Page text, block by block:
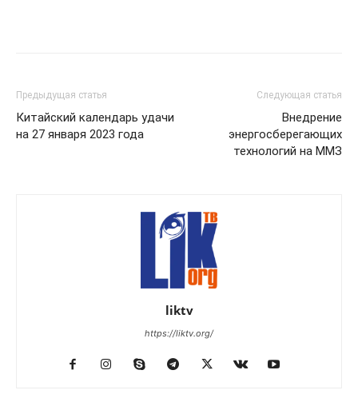
Предыдущая статья
Китайский календарь удачи
на 27 января 2023 года
Следующая статья
Внедрение
энергосберегающих
технологий на ММЗ
liktv
https://liktv.org/